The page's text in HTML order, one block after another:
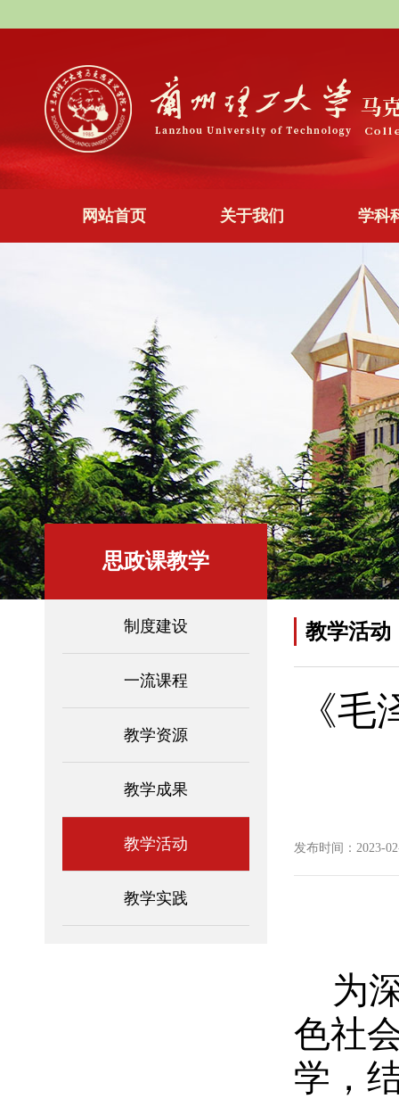
网站首页 关于我们 学科
思政课教学
制度建设
一流课程
教学资源
教学成果
教学活动
教学实践
教学活动
《
发布时间：2023-
为
色社
学，